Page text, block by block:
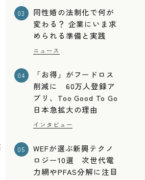
03
同性婚の法制化で何が
変わる？ 企業にいま求
められる準備と実践
ニュース
04
「お得」がフードロス
削減に 60万人登録ア
プリ、Too Good To Go
日本急拡大の理由
インタビュー
05
WEFが選ぶ新興テクノ
ロジー10選 次世代電
力網やPFAS分解に注目